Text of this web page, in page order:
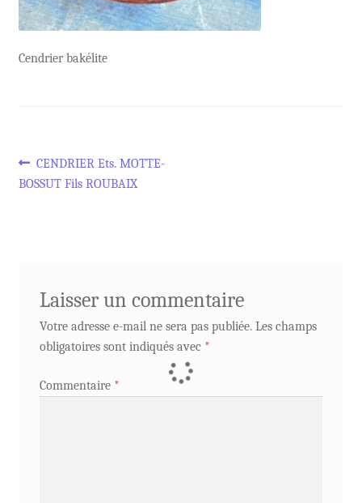
Cendrier bakélite
Navigation
Article
précédent :
CENDRIER Ets. MOTTE-
BOSSUT Fils ROUBAIX
Laisser un commentaire
Votre adresse e-mail ne sera pas publiée. Les champs
obligatoires sont indiqués avec *
Commentaire *